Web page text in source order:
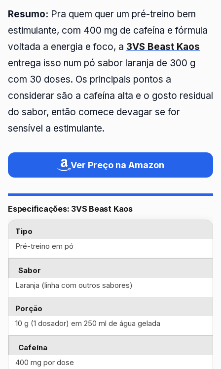
Resumo: Pra quem quer um pré-treino bem
estimulante, com 400 mg de cafeína e fórmula
voltada a energia e foco, a 3VS Beast Kaos
entrega isso num pó sabor laranja de 300 g
com 30 doses. Os principais pontos a
considerar são a cafeína alta e o gosto residual
do sabor, então comece devagar se for
sensível a estimulante.
Ver Preço na Amazon
Especificações: 3VS Beast Kaos
Tipo
Pré-treino em pó
Sabor
Laranja (linha com outros sabores)
Porção
10 g (1 dosador) em 250 ml de água gelada
Cafeína
400 mg por dose